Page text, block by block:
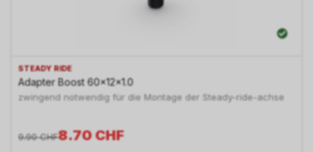
STEADY RIDE
Adapter Boost 60x12x1.0
zwingend notwendig für die Montage der Steady-ride-achse
8.70CHF
9.90 CHF